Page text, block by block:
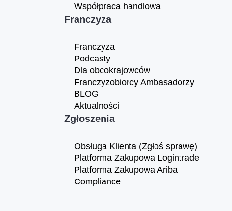
Współpraca handlowa
Franczyza
Franczyza
Podcasty
Dla obcokrajowców
Franczyzobiorcy Ambasadorzy
BLOG
Aktualności
Zgłoszenia
Obsługa Klienta (Zgłoś sprawę)
Platforma Zakupowa Logintrade
Platforma Zakupowa Ariba
Compliance